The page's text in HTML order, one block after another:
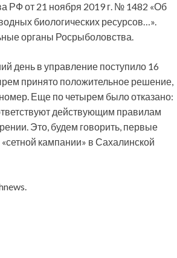
РФ от 21 ноября 2019 г. № 1482 «Об
биологических ресурсов…».
органы Росрыболовства.
день в управление поступило 16
принято положительное решение,
Еще по четырем было отказано:
действующим правилам
Это, будем говорить, первые
кампании» в Сахалинской